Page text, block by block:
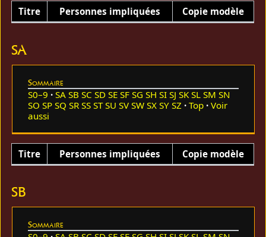
Titre Personnes impliquées Copie modèle
SA
Sommaire
S0–9 SA SB SC SD SE SF SG SH SI SJ SK SL SM SN
SO SP SQ SR SS ST SU SV SW SX SY SZ Top
Voir
aussi
Titre Personnes impliquées Copie modèle
SB
Sommaire